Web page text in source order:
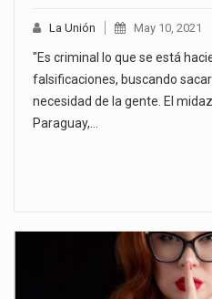
La Unión May 10, 2021
"Es criminal lo que se está
falsificaciones, buscando
necesidad de la gente. El
Paraguay,…